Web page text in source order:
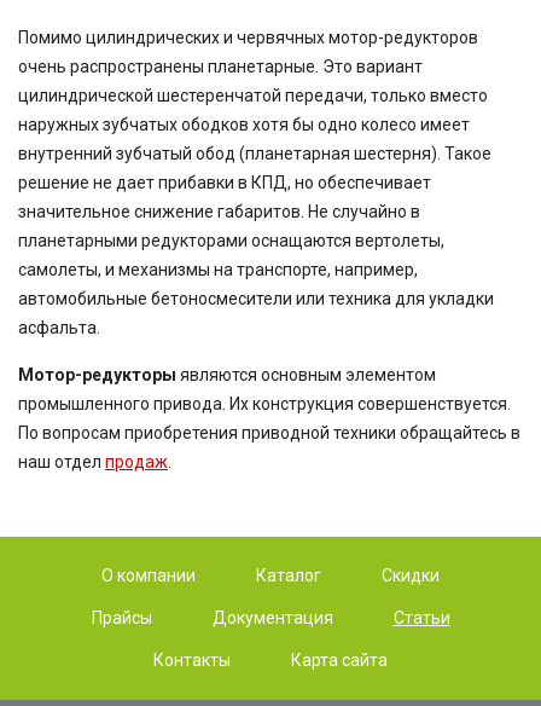
Помимо цилиндрических и червячных мотор-редукторов
очень распространены планетарные. Это вариант
цилиндрической шестеренчатой передачи, только вместо
наружных зубчатых ободков хотя бы одно колесо имеет
внутренний зубчатый обод (планетарная шестерня). Такое
решение не дает прибавки в КПД, но обеспечивает
значительное снижение габаритов. Не случайно в
планетарными редукторами оснащаются вертолеты,
самолеты, и механизмы на транспорте, например,
автомобильные бетоносмесители или техника для укладки
асфальта.
Мотор-редукторы являются основным элементом
промышленного привода. Их конструкция совершенствуется.
По вопросам приобретения приводной техники обращайтесь в
наш отдел продаж.
О компании Каталог Скидки
Прайсы Документация Статьи
Контакты Карта сайта